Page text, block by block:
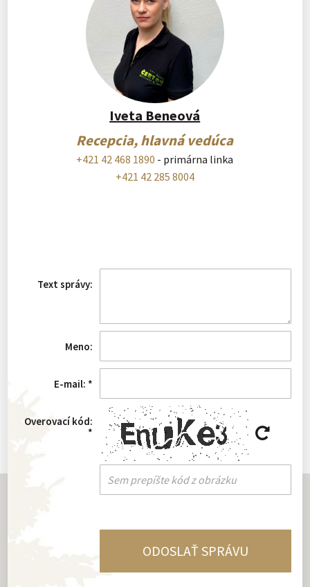
Text správy:
Meno:
E-mail: *
Overovací kód:
*
Iveta Beneová
Recepcia, hlavná vedúca
+421 42 468 1890 - primárna linka
+421 42 285 8004